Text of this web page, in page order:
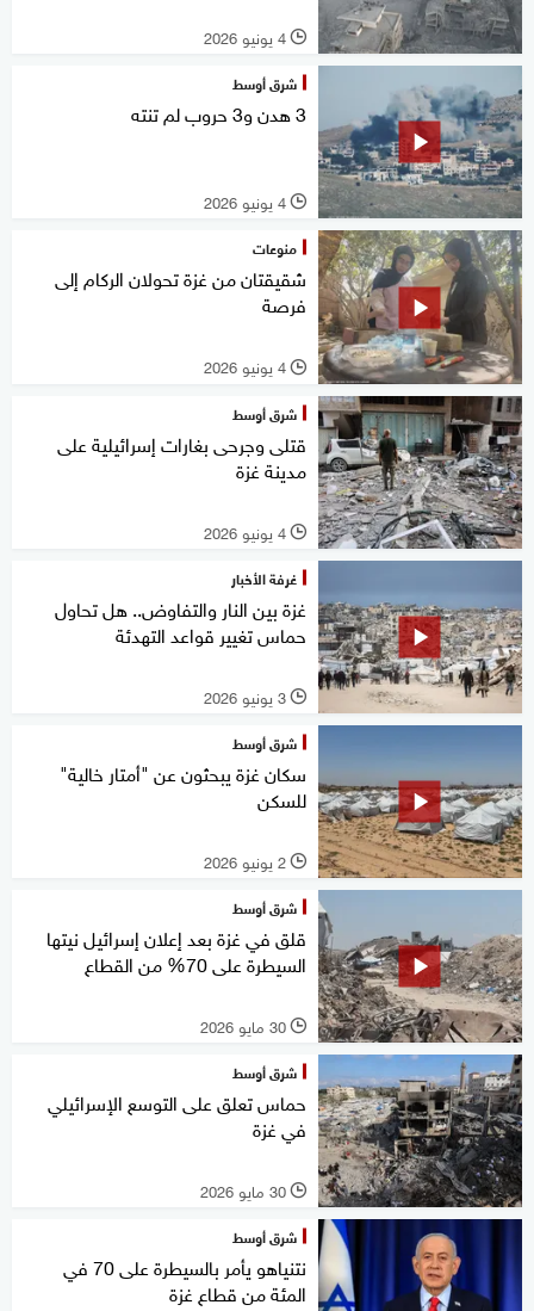
l 4 يونيو 2026
شرق أوسط
3 هدن و3 حروب لم تنته
l 4 يونيو 2026
منوعات
شقيقتان من غزة تحولان الركام إلى
فرصة
l 4 يونيو 2026
شرق أوسط
قتلى وجرحى بغارات إسرائيلية على
مدينة غزة
l 4 يونيو 2026
غرفة الأخبار
غزة بين النار والتفاوض.. هل تحاول
حماس تغيير قواعد التهدئة
l 3 يونيو 2026
شرق أوسط
سكان غزة يبحثون عن "أمتار خالية"
للسكن
l 2 يونيو 2026
شرق أوسط
قلق في غزة بعد إعلان إسرائيل نيتها
السيطرة على 70% من القطاع
l 30 مايو 2026
شرق أوسط
حماس تعلق على التوسع الإسرائيلي
في غزة
l 30 مايو 2026
شرق أوسط
نتنياهو يأمر بالسيطرة على 70 في
المئة من قطاع غزة